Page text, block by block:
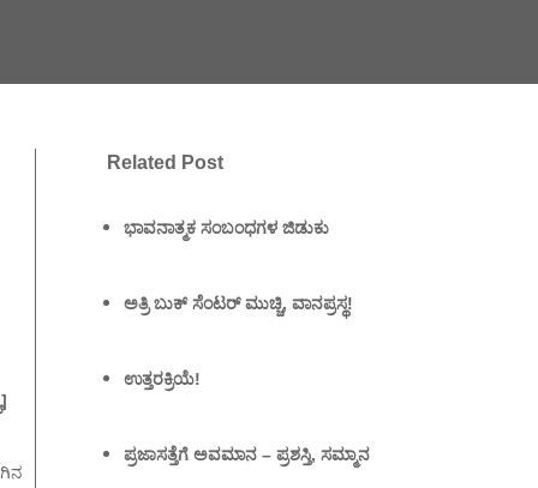
Related Post
ಭಾವನಾತ್ಮಕ ಸಂಬಂಧಗಳ ಜಿಡುಕು
ಅತ್ರಿ ಬುಕ್ ಸೆಂಟರ್ ಮುಚ್ಚಿ, ವಾನಪ್ರಸ್ಥ!
ಉತ್ತರಕ್ರಿಯೆ!
ಪ್ರಜಾಸತ್ತೆಗೆ ಅವಮಾನ – ಪ್ರಶಸ್ತಿ, ಸಮ್ಮಾನ